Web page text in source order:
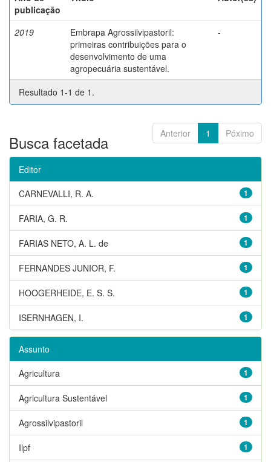
publicação
2019
Embrapa Agrossilvipastoril:
primeiras contribuições para o
desenvolvimento de uma
agropecuária sustentável.
-
Resultado 1-1 de 1.
Anterior 1 Póximo
Busca facetada
Editor
1
CARNEVALLI, R. A.
1
FARIA, G. R.
1
FARIAS NETO, A. L. de
1
FERNANDES JUNIOR, F.
1
HOOGERHEIDE, E. S. S.
1
ISERNHAGEN, I.
Assunto
1
Agricultura
1
Agricultura Sustentável
1
Agrossilvipastoril
1
Ilpf